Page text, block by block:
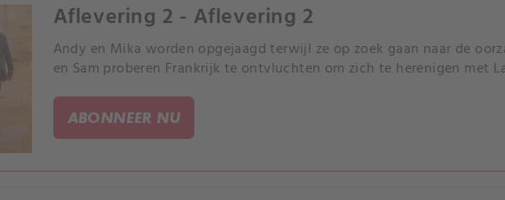
Aflevering 2 - Aflevering 2
Andy en Mika worden opgejaagd terwijl ze op zoek gaan naar de
en Sam proberen Frankrijk te ontvluchten om zich te herenigen met
ABONNEER NU